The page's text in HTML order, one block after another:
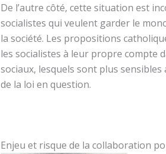
De l’autre côté, cette situation est
socialistes qui veulent garder le
la société. Les propositions
les socialistes à leur propre compte
sociaux, lesquels sont plus
de la loi en question.
Enjeu et risque de la collaboration